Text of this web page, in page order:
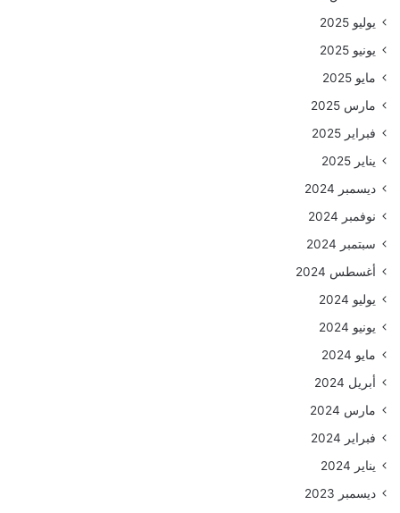
يوليو 2025
يونيو 2025
مايو 2025
مارس 2025
فبراير 2025
يناير 2025
ديسمبر 2024
نوفمبر 2024
سبتمبر 2024
أغسطس 2024
يوليو 2024
يونيو 2024
مايو 2024
أبريل 2024
مارس 2024
فبراير 2024
يناير 2024
ديسمبر 2023